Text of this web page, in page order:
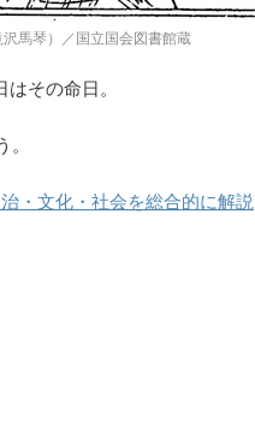
馬琴）／国立国会図書館蔵
その命日。
・文化・社会を総合的に解説